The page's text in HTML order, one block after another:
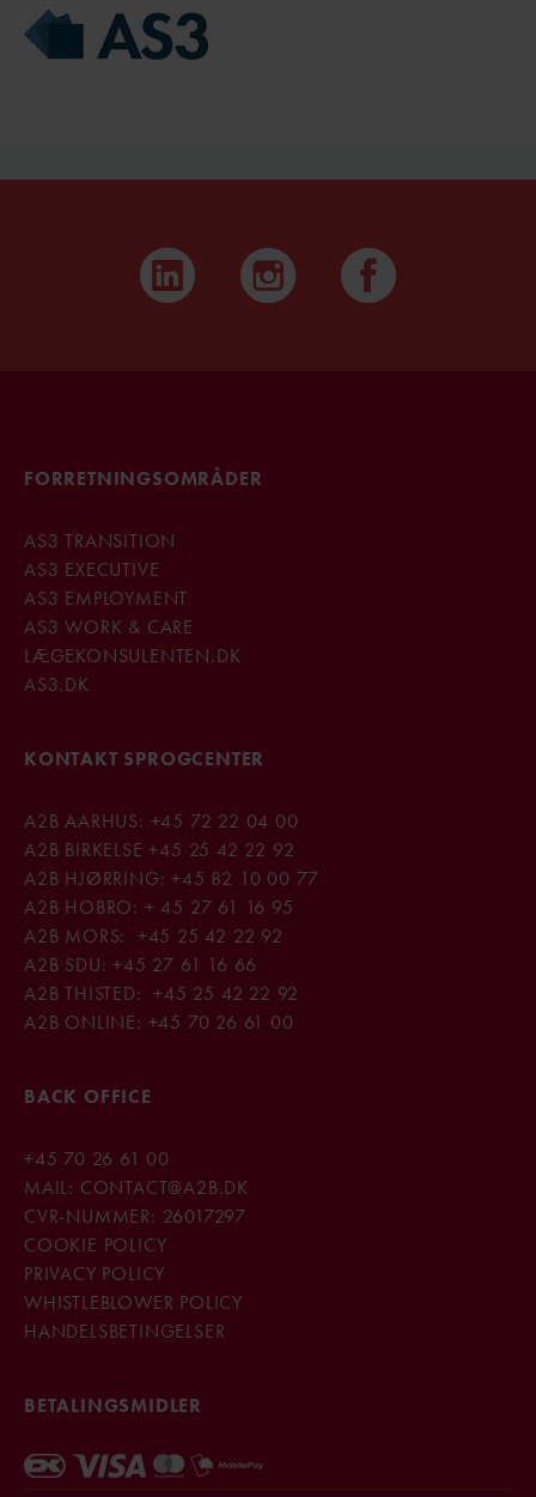
FORRETNINGSOMRÅDER
AS3 TRANSITION
AS3 EXECUTIVE
AS3 EMPLOYMENT
AS3 WORK & CARE
LÆGEKONSULENTEN.DK
AS3.DK
KONTAKT SPROGCENTER
A2B AARHUS: +45 72 22 04 00
A2B BIRKELSE+45 25 42 22 92
A2B HJØRRING:+45 82 10 00 77
A2B HOBRO: + 45 27 61 16 95
A2B MORS: +45 25 42 22 92
A2B SDU:+45 27 61 16 66
A2B THISTED:+45 25 42 22 92
A2B ONLINE: +45 70 26 61 00
BACK OFFICE
+45 70 26 61 00
MAIL: CONTACT@A2B.DK
CVR-NUMMER: 26017297
COOKIE POLICY
PRIVACY POLICY
WHISTLEBLOWER POLICY
HANDELSBETINGELSER
BETALINGSMIDLER